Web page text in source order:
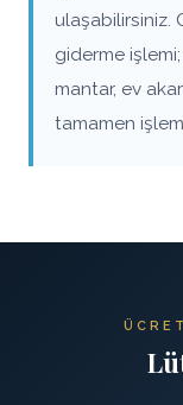
ulaşabilirsiniz.
giderme
mantar, ev
tamamen